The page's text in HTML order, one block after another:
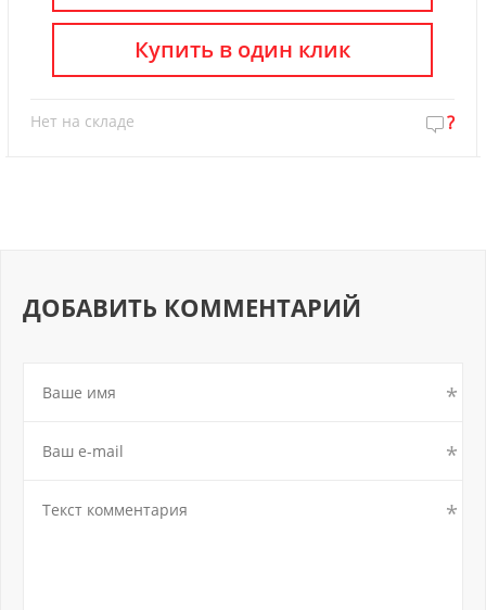
Нет на складе ?
Купить в один клик
ДОБАВИТЬ КОММЕНТАРИЙ